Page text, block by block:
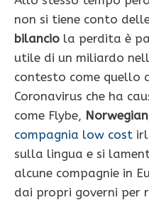
non si tiene conto
bilancio la perdita è
utile di un miliardo
contesto come
Coronavirus che ha
come Flybe, Norwegian
compagnia low cost
sulla lingua e si
alcune compagnie in
dai propri governi per